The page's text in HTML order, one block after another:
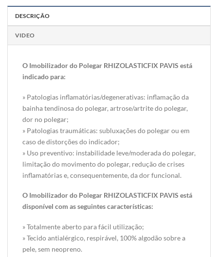
DESCRIÇÃO
VIDEO
O Imobilizador do Polegar RHIZOLASTICFIX PAVIS está
indicado para:
» Patologias inflamatórias/degenerativas: inflamação da
bainha tendinosa do polegar, artrose/artrite do polegar,
dor no polegar;
» Patologias traumáticas: subluxações do polegar ou em
caso de distorções do indicador;
» Uso preventivo: instabilidade leve/moderada do polegar,
limitação do movimento do polegar, redução de crises
inflamatórias e, consequentemente, da dor funcional.
O Imobilizador do Polegar RHIZOLASTICFIX PAVIS está
disponível com as seguintes características:
» Totalmente aberto para fácil utilização;
» Tecido antialérgico, respirável, 100% algodão sobre a
pele, sem neopreno.